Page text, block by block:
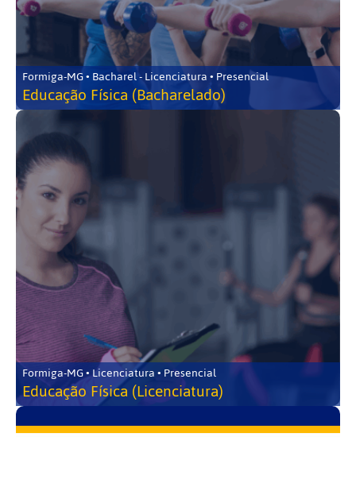
Formiga-MG • Bacharel - Licenciatura • Presencial
Educação Física (Bacharelado)
Formiga-MG • Licenciatura • Presencial
Educação Física (Licenciatura)